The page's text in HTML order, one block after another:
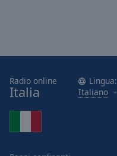
Radio online
Italia
Lingua:
Italiano